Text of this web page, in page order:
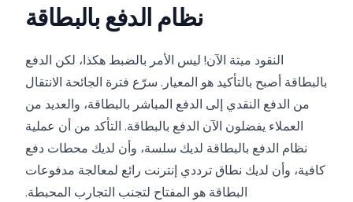
نظام الدفع بالبطاقة
النقود ميتة الآن! ليس الأمر بالضبط هكذا، لكن الدفع
بالبطاقة أصبح بالتأكيد هو المعيار. سرّع فترة الجائحة الانتقال
من الدفع النقدي إلى الدفع المباشر بالبطاقة، والعديد من
العملاء يفضلون الآن الدفع بالبطاقة. التأكد من أن عملية
نظام الدفع بالبطاقة لديك سلسة، وأن لديك محطات دفع
كافية، وأن لديك نطاق ترددي إنترنت رائع لمعالجة مدفوعات
البطاقة هو المفتاح لتجنب التجارب المحبطة.